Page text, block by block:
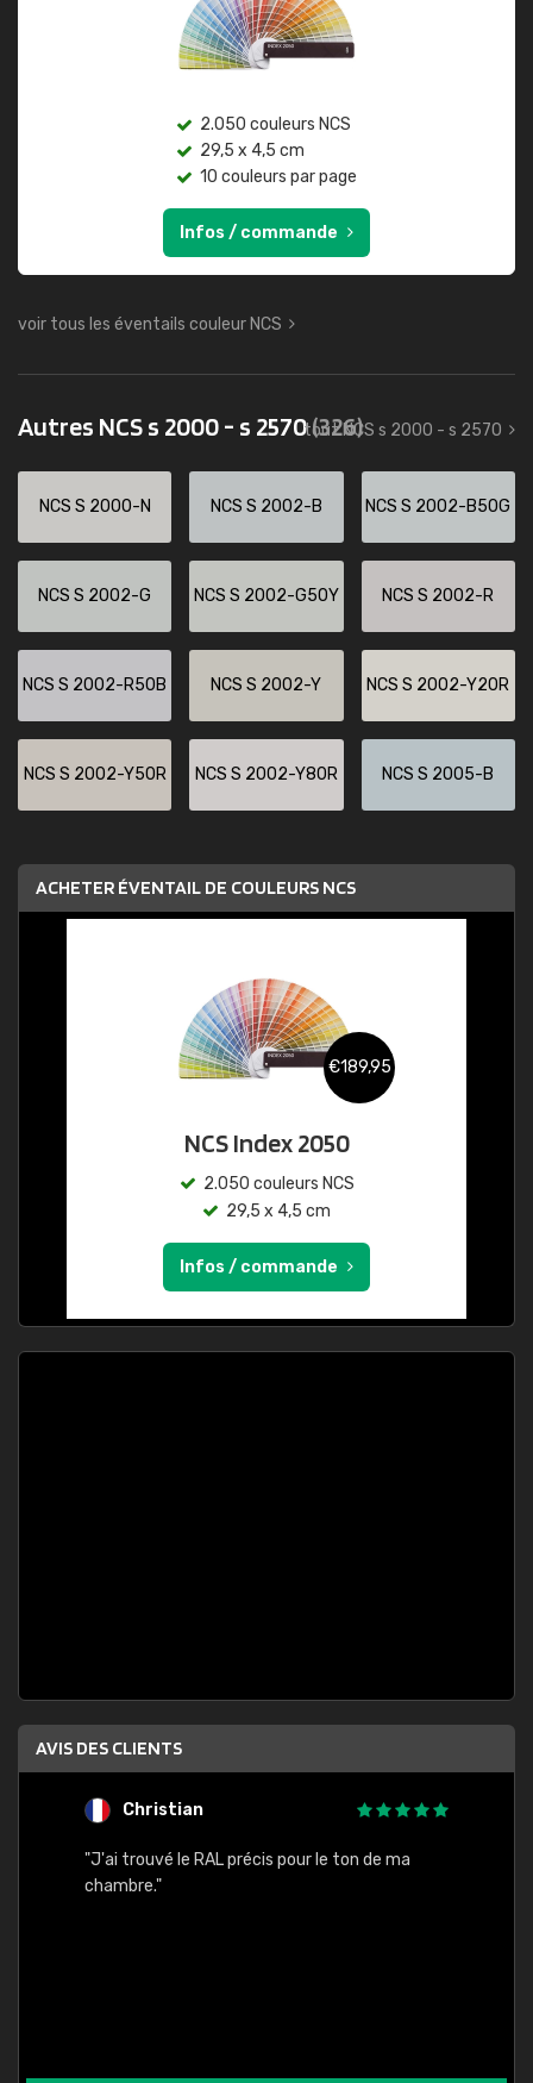
2.050 couleurs NCS
29,5 x 4,5 cm
10 couleurs par page
Infos / commande
voir tous les éventails couleur NCS
Autres NCS s 2000 - s 2570(326)
tout NCS s 2000 - s 2570
NCS S 2000-N NCS S 2002-B NCS S 2002-B50G
NCS S 2002-G NCS S 2002-G50Y NCS S 2002-R
NCS S 2002-R50B NCS S 2002-Y NCS S 2002-Y20R
NCS S 2002-Y50R NCS S 2002-Y80R NCS S 2005-B
ACHETER ÉVENTAIL DE COULEURS NCS
€189,95
NCS Index 2050
2.050 couleurs NCS
29,5 x 4,5 cm
Infos / commande
AVIS DES CLIENTS
Christian
"J'ai trouvé le RAL précis pour le ton de ma
chambre."